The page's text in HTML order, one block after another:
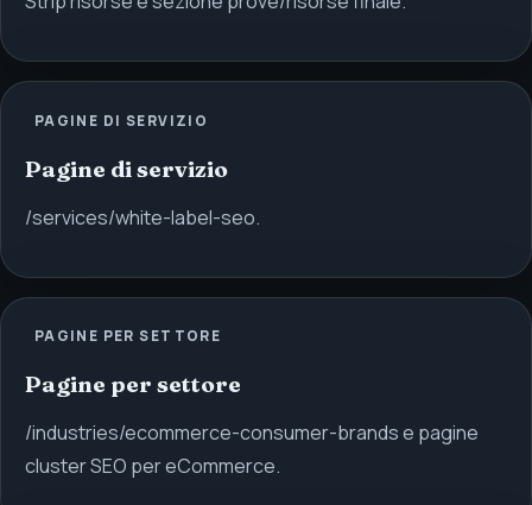
PAGINE DI SERVIZIO
Pagine di servizio
/services/white-label-seo.
PAGINE PER SETTORE
Pagine per settore
/industries/ecommerce-consumer-brands e pagine
cluster SEO per eCommerce.